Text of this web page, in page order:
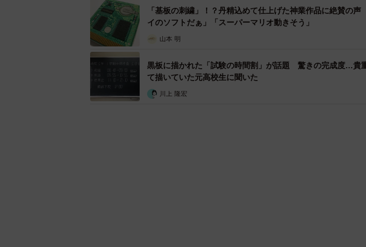
「基板の刺繍」！？丹精込めて仕上げた神業作品に絶賛の
イのソフトだぁ」「スーパーマリオ動きそう」
山本 明
黒板に描かれた「試験の時間割」が話題 驚きの完成度…貴
て描いていた元高校生に聞いた
川上 隆宏